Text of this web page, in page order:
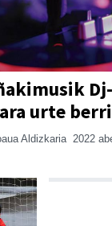
urte
Aldizkaria 2022